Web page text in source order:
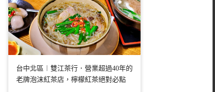
台中北區︱雙江茶行．營業超過40年的
老牌泡沫紅茶店，檸檬紅茶絕對必點